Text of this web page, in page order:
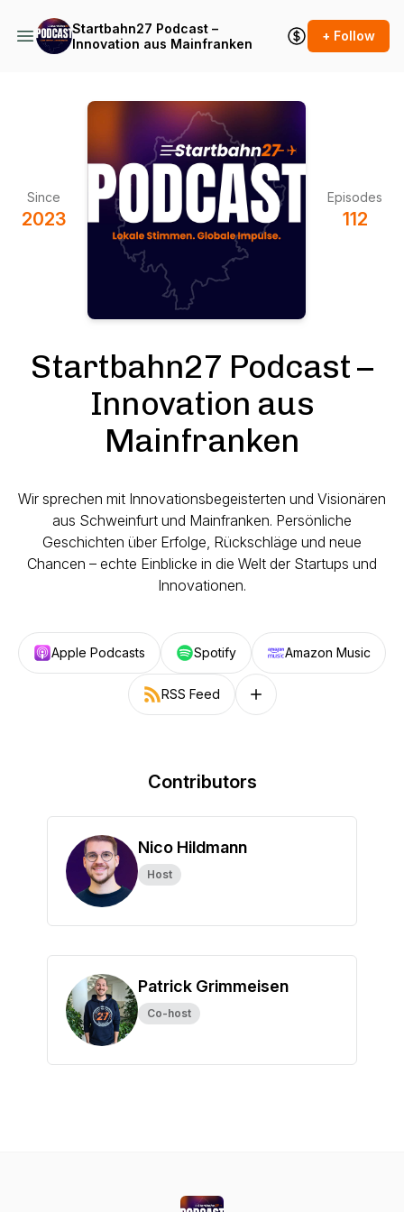
Startbahn27 Podcast –
Innovation aus Mainfranken
+ Follow
Since
2023
Episodes
112
Startbahn27 Podcast –
Innovation aus
Mainfranken
Wir sprechen mit Innovationsbegeisterten und Visionären
aus Schweinfurt und Mainfranken. Persönliche
Geschichten über Erfolge, Rückschläge und neue
Chancen – echte Einblicke in die Welt der Startups und
Innovationen.
Apple Podcasts Spotify Amazon Music
RSS Feed Follow on other platforms
Contributors
Nico Hildmann
Host
Patrick Grimmeisen
Co-host